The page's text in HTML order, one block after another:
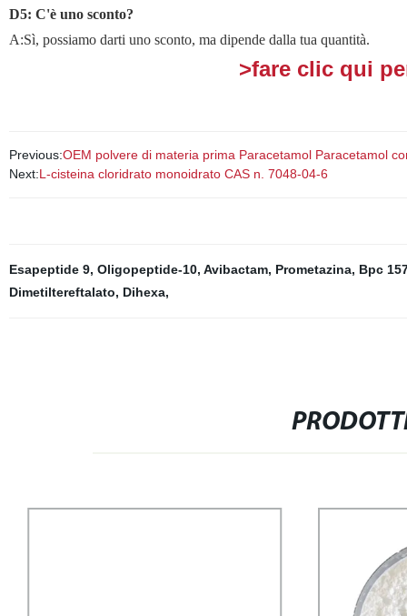
D5: C'è uno sconto?
A:Sì, possiamo darti uno sconto, ma dipende dalla tua quantità.
>fare clic qui
Previous:OEM polvere di materia prima Paracetamol Paracetamol
Next:L-cisteina cloridrato monoidrato CAS n. 7048-04-6
Esapeptide 9, Oligopeptide-10, Avibactam, Prometazina, Bpc
Dimetiltereftalato, Dihexa,